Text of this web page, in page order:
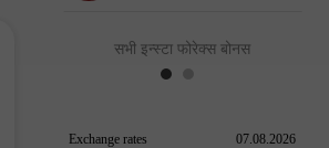
सभी इन्स्टा फोरेक्स बोनस